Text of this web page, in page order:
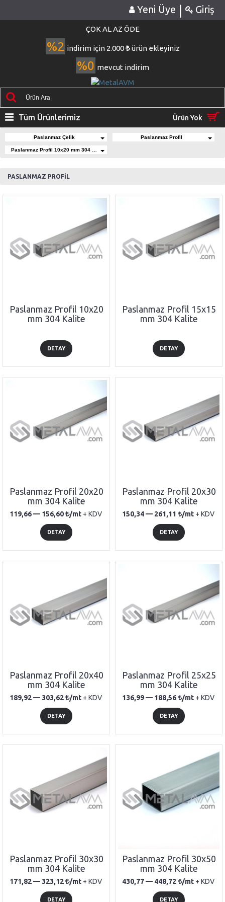
Yeni Üye | Giriş
ÇOK AL AZ ÖDE
%2 indirim için 2.000 ürün ekleyiniz
%0 mevcut indirim
Ürün Yok
Tüm Ürünlerimiz
Paslanmaz Çelik Paslanmaz Profil
Paslanmaz Profil 10x20 mm 304 Kalite
PASLANMAZ PROFİL
Paslanmaz Profil 10x20
mm 304 Kalite
DETAY
Paslanmaz Profil 15x15
mm 304 Kalite
DETAY
Paslanmaz Profil 20x20
mm 304 Kalite
119,66 — 156,60 /mt + KDV
DETAY
Paslanmaz Profil 20x30
mm 304 Kalite
150,34 — 261,11 /mt + KDV
DETAY
Paslanmaz Profil 20x40
mm 304 Kalite
189,92 — 303,62 /mt + KDV
DETAY
Paslanmaz Profil 25x25
mm 304 Kalite
136,99 — 188,56 /mt + KDV
DETAY
Paslanmaz Profil 30x30
mm 304 Kalite
171,82 — 323,12 /mt + KDV
DETAY
Paslanmaz Profil 30x50
mm 304 Kalite
430,77 — 448,72 /mt + KDV
DETAY